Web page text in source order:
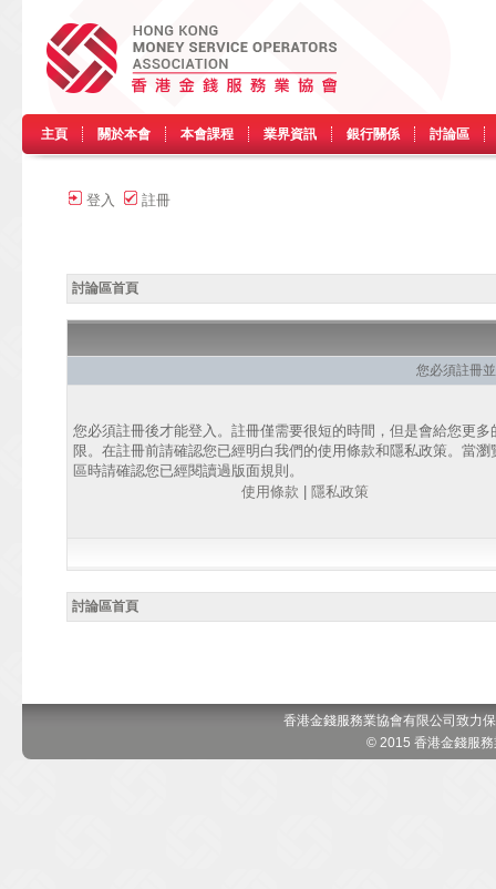
主頁 關於本會 本會課程 業界資訊 銀行關係 討論區
登入 註冊
討論區首頁
您必須註冊
您必須註冊後才能登入。註冊僅需要很短的時間，但是會給您更多
限。在註冊前請確認您已經明白我們的使用條款和隱私政策。當瀏
區時請確認您已經閱讀過版面規則。
使用條款
隱私政策
討論區首頁
香港金錢服務業協會有限公司致力
© 2015 香港金錢服